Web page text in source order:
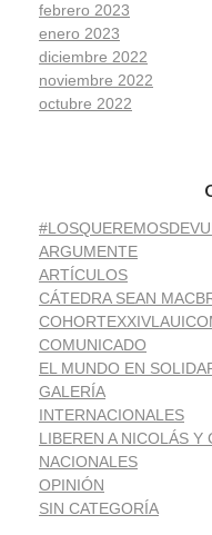
febrero 2023
enero 2023
diciembre 2022
noviembre 2022
octubre 2022
ARGUMENTE
ARTÍCULOS
CÁTEDRA SEAN
COMUNICADO
EL MUNDO EN
GALERÍA
INTERNACIONALES
LIBEREN A NICOLÁS Y
NACIONALES
OPINIÓN
SIN CATEGORÍA